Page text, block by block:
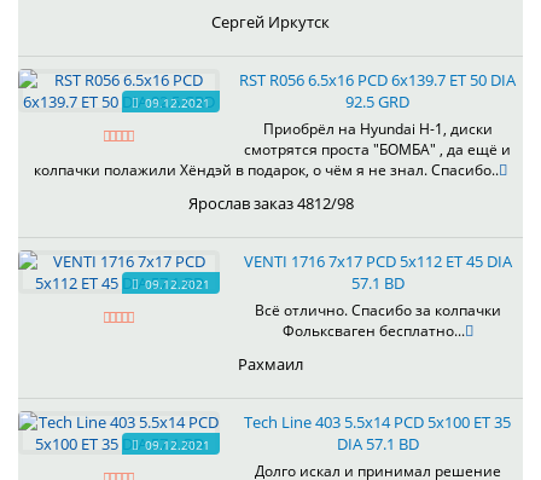
Сергей Иркутск
09.12.2021
RST R056 6.5x16 PCD 6x139.7 ET 50 DIA
92.5 GRD
Приобрёл на Hyundai H-1, диски
смотрятся проста "БОМБА" , да ещё и
колпачки полажили Хёндэй в подарок, о чём я не знал. Спасибо..
Ярослав заказ 4812/98
09.12.2021
VENTI 1716 7x17 PCD 5x112 ET 45 DIA
57.1 BD
Всё отлично. Спасибо за колпачки
Фольксваген бесплатно...
Рахмаил
09.12.2021
Tech Line 403 5.5x14 PCD 5x100 ET 35
DIA 57.1 BD
Долго искал и принимал решение